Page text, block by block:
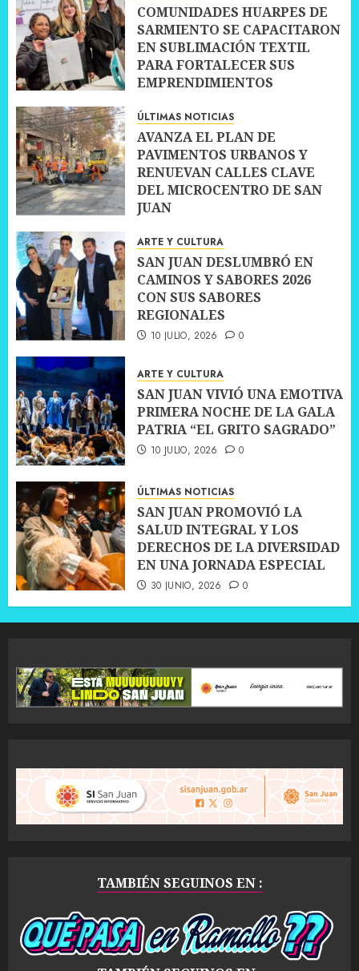
COMUNIDADES HUARPES DE
SARMIENTO SE CAPACITARON
EN SUBLIMACIÓN TEXTIL
PARA FORTALECER SUS
EMPRENDIMIENTOS
ÚLTIMAS NOTICIAS
AVANZA EL PLAN DE
PAVIMENTOS URBANOS Y
RENUEVAN CALLES CLAVE
DEL MICROCENTRO DE SAN
JUAN
ARTE Y CULTURA
SAN JUAN DESLUMBRÓ EN
CAMINOS Y SABORES 2026
CON SUS SABORES
REGIONALES
10 JULIO, 2026 0
ARTE Y CULTURA
SAN JUAN VIVIÓ UNA EMOTIVA
PRIMERA NOCHE DE LA GALA
PATRIA “EL GRITO SAGRADO”
10 JULIO, 2026 0
ÚLTIMAS NOTICIAS
SAN JUAN PROMOVIÓ LA
SALUD INTEGRAL Y LOS
DERECHOS DE LA DIVERSIDAD
EN UNA JORNADA ESPECIAL
30 JUNIO, 2026 0
TAMBIÉN SEGUINOS EN :